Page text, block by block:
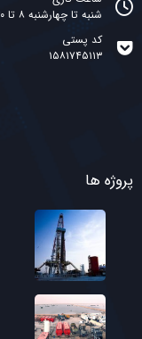
شنبه تا چهارشنبه ۸ تا ۱۶:۳۰
کد پستی
۱۵۸۱۷۴۵۱۱۳
پروژه ها